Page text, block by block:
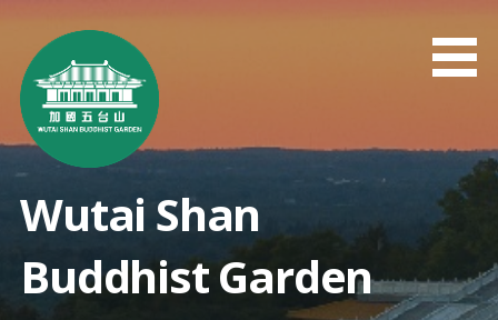
content
Wutai Shan
Buddhist Garden